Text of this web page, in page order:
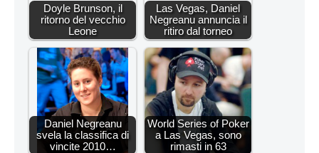
Doyle Brunson, il
ritorno del vecchio
Leone
Las Vegas, Daniel
Negreanu annuncia il
ritiro dal torneo
Daniel Negreanu
svela la classifica di
vincite 2010…
World Series of Poker
a Las Vegas, sono
rimasti in 63